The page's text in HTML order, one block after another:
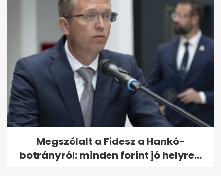
Megszólalt a Fidesz a Hankó-
botrányról: minden forint jó helyre...